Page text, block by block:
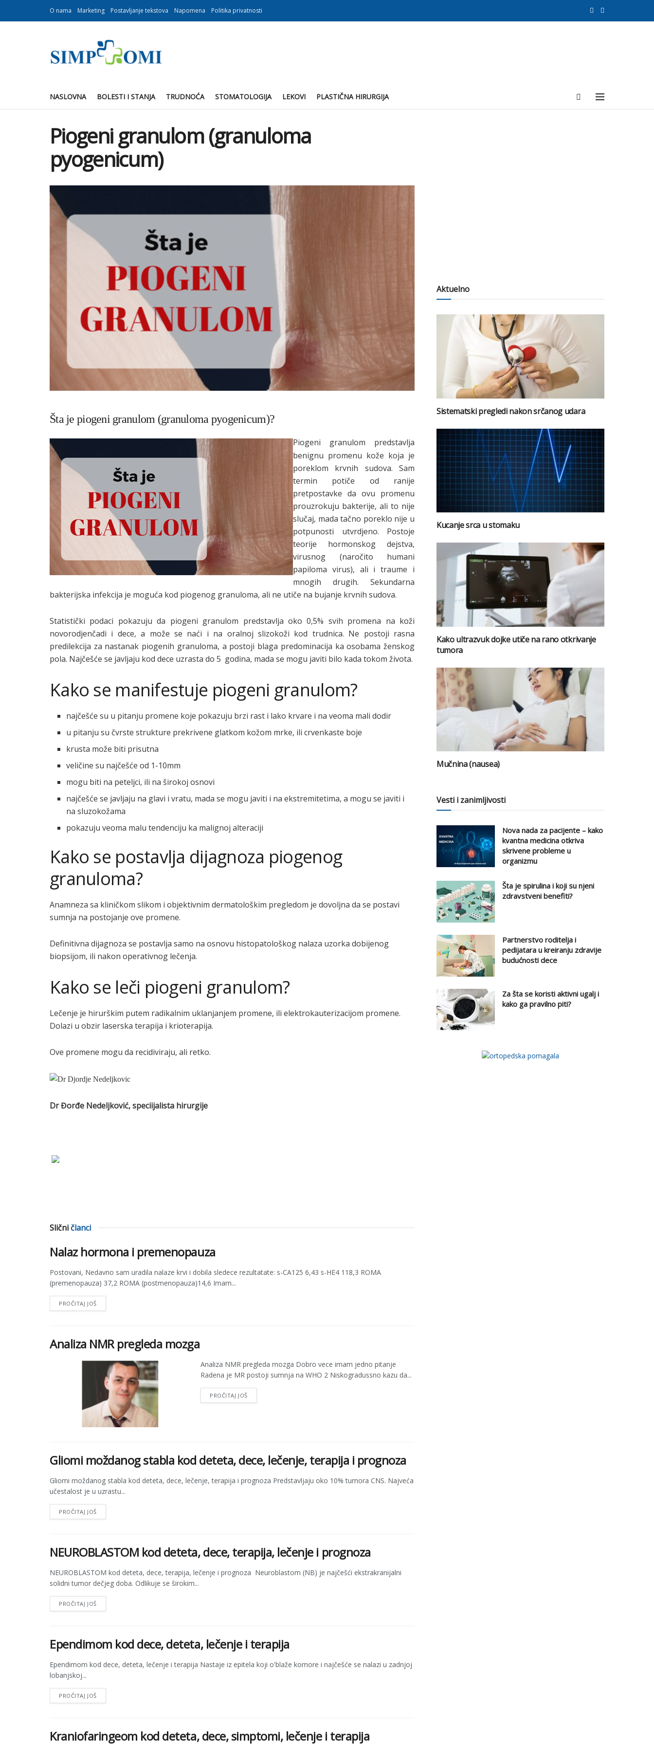
O nama Marketing Postavljanje tekstova Napomena Politika privatnosti
NASLOVNA BOLESTI I STANJA TRUDNOĆA STOMATOLOGIJA LEKOVI PLASTIČNA HIRURGIJA
Piogeni granulom (granuloma
pyogenicum)
Šta je piogeni granulom (granuloma pyogenicum)?
Piogeni granulom predstavlja
benignu promenu kože koja je
poreklom krvnih sudova. Sam
termin potiče od ranije
pretpostavke da ovu promenu
prouzrokuju bakterije, ali to nije
slučaj, mada tačno poreklo nije u
potpunosti utvrdjeno. Postoje
teorije hormonskog dejstva,
virusnog (naročito humani
papiloma virus), ali i traume i
mnogih drugih. Sekundarna
bakterijska infekcija je moguća kod piogenog granuloma, ali ne utiče na bujanje krvnih sudova.
Statistički podaci pokazuju da piogeni granulom predstavlja oko 0,5% svih promena na koži
novorodjenčadi i dece, a može se naći i na oralnoj slizokoži kod trudnica. Ne postoji rasna
predilekcija za nastanak piogenih granuloma, a postoji blaga predominacija ka osobama ženskog
pola. Najčešće se javljaju kod dece uzrasta do 5 godina, mada se mogu javiti bilo kada tokom života.
Kako se manifestuje piogeni granulom?
najčešće su u pitanju promene koje pokazuju brzi rast i lako krvare i na veoma mali dodir
u pitanju su čvrste strukture prekrivene glatkom kožom mrke, ili crvenkaste boje
krusta može biti prisutna
veličine su najčešće od 1-10mm
mogu biti na peteljci, ili na širokoj osnovi
najčešće se javljaju na glavi i vratu, mada se mogu javiti i na ekstremitetima, a mogu se javiti i
na sluzokožama
pokazuju veoma malu tendenciju ka malignoj alteraciji
Kako se postavlja dijagnoza piogenog
granuloma?
Anamneza sa kliničkom slikom i objektivnim dermatološkim pregledom je dovoljna da se postavi
sumnja na postojanje ove promene.
Definitivna dijagnoza se postavlja samo na osnovu histopatološkog nalaza uzorka dobijenog
biopsijom, ili nakon operativnog lečenja.
Kako se leči piogeni granulom?
Lečenje je hirurškim putem radikalnim uklanjanjem promene, ili elektrokauterizacijom promene.
Dolazi u obzir laserska terapija i krioterapija.
Ove promene mogu da recidiviraju, ali retko.
Dr Đorđe Nedeljković, speciijalista hirurgije
Slični članci
Nalaz hormona i premenopauza
Postovani, Nedavno sam uradila nalaze krvi i dobila sledece rezultatate: s-CA125 6,43 s-HE4 118,3 ROMA
(premenopauza) 37,2 ROMA (postmenopauza)14,6 Imam...
PROČITAJ JOŠ
Analiza NMR pregleda mozga
Analiza NMR pregleda mozga Dobro vece imam jedno pitanje
Radena je MR postoji sumnja na WHO 2 Niskogradussno kazu da...
PROČITAJ JOŠ
Gliomi moždanog stabla kod deteta, dece, lečenje, terapija i prognoza
Gliomi moždanog stabla kod deteta, dece, lečenje, terapija i prognoza Predstavljaju oko 10% tumora CNS. Najveća
učestalost je u uzrastu...
PROČITAJ JOŠ
NEUROBLASTOM kod deteta, dece, terapija, lečenje i prognoza
NEUROBLASTOM kod deteta, dece, terapija, lečenje i prognoza Neuroblastom (NB) je najčešći ekstrakranijalni
solidni tumor dečjeg doba. Odlikuje se širokim...
PROČITAJ JOŠ
Ependimom kod dece, deteta, lečenje i terapija
Ependimom kod dece, deteta, lečenje i terapija Nastaje iz epitela koji o'blaže komore i najčešće se nalazi u zadnjoj
lobanjskoj...
PROČITAJ JOŠ
Kraniofaringeom kod deteta, dece, simptomi, lečenje i terapija
Aktuelno
Sistematski pregledi nakon srčanog udara
Kucanje srca u stomaku
Kako ultrazvuk dojke utiče na rano otkrivanje
tumora
Mučnina (nausea)
Vesti i zanimljivosti
Nova nada za pacijente – kako
kvantna medicina otkriva
skrivene probleme u
organizmu
Šta je spirulina i koji su njeni
zdravstveni benefiti?
Partnerstvo roditelja i
pedijatara u kreiranju zdravije
budućnosti dece
Za šta se koristi aktivni ugalj i
kako ga pravilno piti?